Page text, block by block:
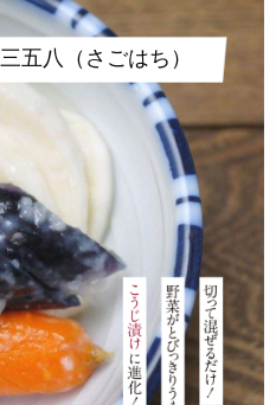
三五八（さごはち）